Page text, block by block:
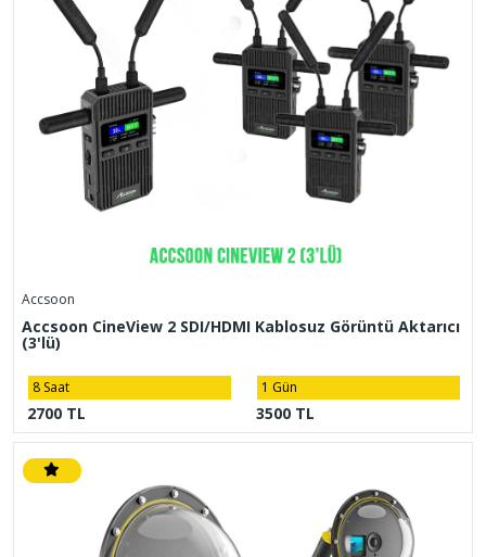
Accsoon
Accsoon CineView 2 SDI/HDMI Kablosuz Görüntü Aktarıcı
(3'lü)
8 Saat
2700 TL
1 Gün
3500 TL